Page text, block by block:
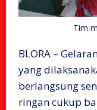
Tim
BLORA –
yang
berlangsung
ringan cukup